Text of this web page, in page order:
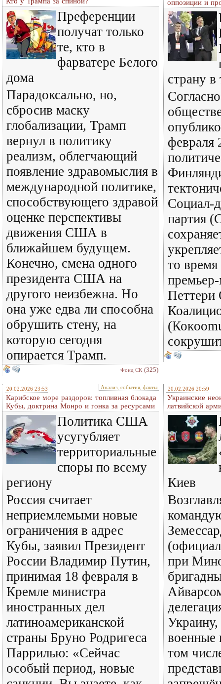
Преференции
получат только
те, кто в
фарватере Белого
дома
Парадоксально, но,
сбросив маску
глобализации, Трамп
вернул в политику
реализм, облегчающий
появление здравомыслия в
международной политике,
способствующего здравой
оценке перспективы
движения США в
ближайшем будущем.
Конечно, смена одного
президента США на
другого неизбежна. Но
она уже едва ли способна
обрушить стену, на
которую сегодня
опирается Трамп.
Фонд СК (325)
оппозиции и
страну в
февраля
Социал-
партия
то время
Петтери
20.02.2026 23:53 Анализ, события, факты
Карибское море раздоров: топливная блокада
Кубы, доктрина Монро и гонка за ресурсами
Политика США
усугубляет
территориальные
споры по всему
региону
Россия считает
неприемлемыми новые
ограничения в адрес
Кубы, заявил Президент
России Владимир Путин,
принимая 18 февраля в
Кремле министра
иностранных дел
латиноамериканской
страны Бруно Родригеса
Паррилью: «Сейчас
особый период, новые
20.02.2026 20:59
Украинские
латвийской
Киев
при
Украину,
военные
том